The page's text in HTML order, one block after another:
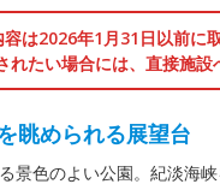
は2026年1月31日以前に
れたい場合には、直接施設
眺められる展望台
景色のよい公園。紀淡海